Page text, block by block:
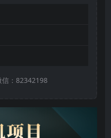
信：82342198